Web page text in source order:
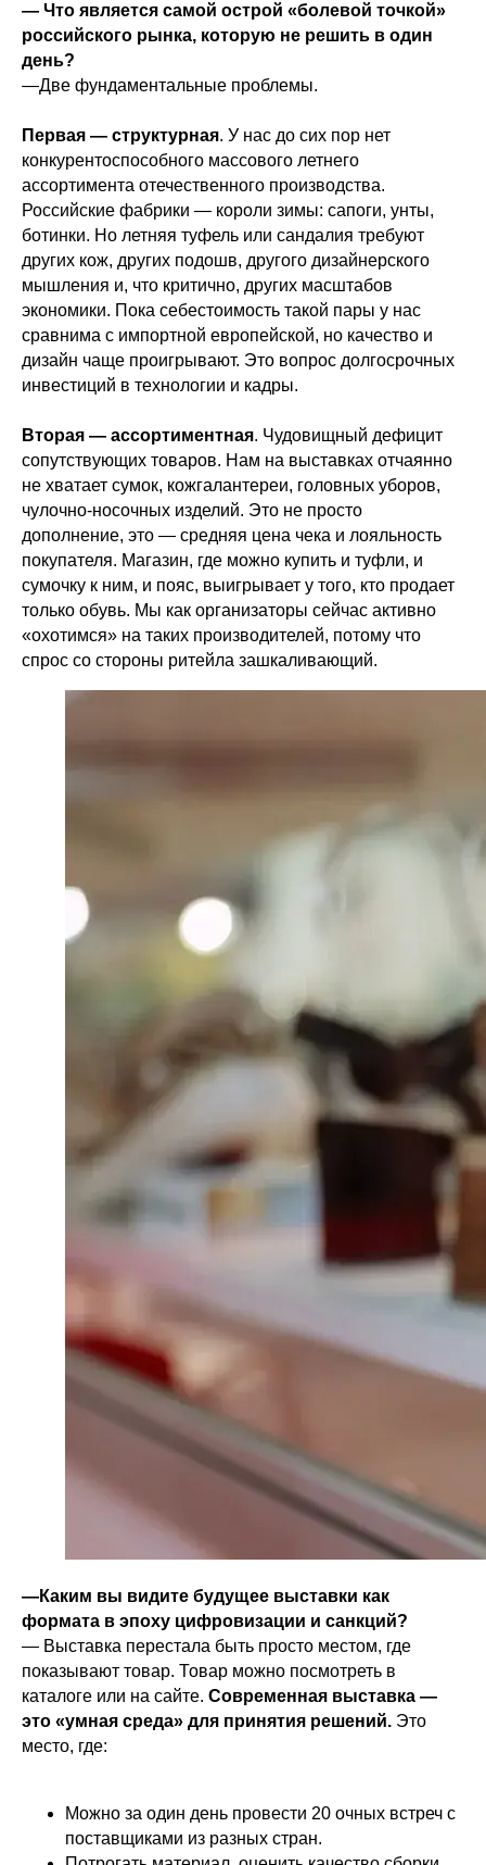
— Что является самой острой «болевой точкой»
российского рынка, которую не решить в один
день?
—Две фундаментальные проблемы.
Первая — структурная. У нас до сих пор нет
конкурентоспособного массового летнего
ассортимента отечественного производства.
Российские фабрики — короли зимы: сапоги, унты,
ботинки. Но летняя туфель или сандалия требуют
других кож, других подошв, другого дизайнерского
мышления и, что критично, других масштабов
экономики. Пока себестоимость такой пары у нас
сравнима с импортной европейской, но качество и
дизайн чаще проигрывают. Это вопрос долгосрочных
инвестиций в технологии и кадры.
Вторая — ассортиментная. Чудовищный дефицит
сопутствующих товаров. Нам на выставках отчаянно
не хватает сумок, кожгалантереи, головных уборов,
чулочно-носочных изделий. Это не просто
дополнение, это — средняя цена чека и лояльность
покупателя. Магазин, где можно купить и туфли, и
сумочку к ним, и пояс, выигрывает у того, кто продает
только обувь. Мы как организаторы сейчас активно
«охотимся» на таких производителей, потому что
спрос со стороны ритейла зашкаливающий.
—Каким вы видите будущее выставки как
формата в эпоху цифровизации и санкций?
— Выставка перестала быть просто местом, где
показывают товар. Товар можно посмотреть в
каталоге или на сайте. Современная выставка —
это «умная среда» для принятия решений. Это
место, где:
Можно за один день провести 20 очных встреч с
поставщиками из разных стран.